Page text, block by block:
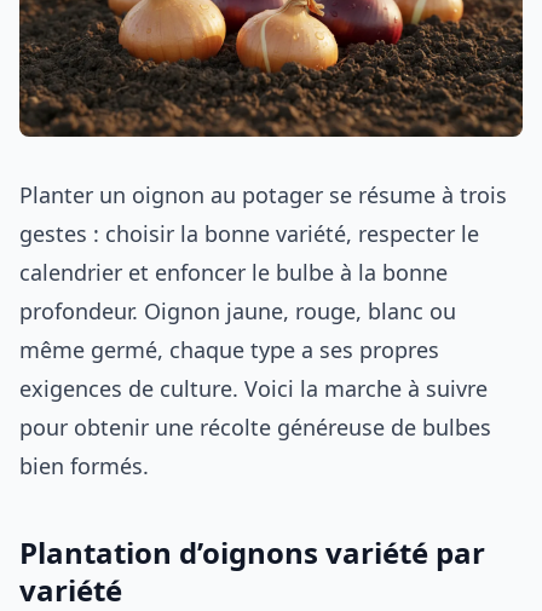
Planter un oignon au potager se résume à trois
gestes : choisir la bonne variété, respecter le
calendrier et enfoncer le bulbe à la bonne
profondeur. Oignon jaune, rouge, blanc ou
même germé, chaque type a ses propres
exigences de culture. Voici la marche à suivre
pour obtenir une récolte généreuse de bulbes
bien formés.
Plantation d’oignons variété par
variété